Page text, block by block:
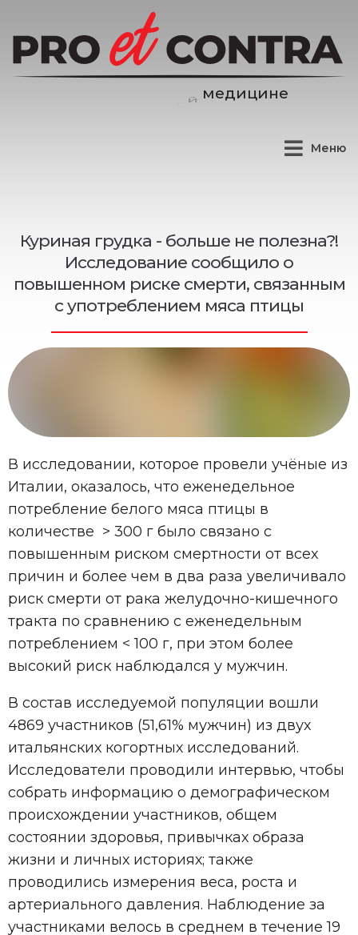
цине
Меню
Куриная грудка - больше не полезна?!
Исследование сообщило о
повышенном риске смерти, связанным
с употреблением мяса птицы
В исследовании, которое провели учёные из
Италии, оказалось, что еженедельное
потребление белого мяса птицы в
количестве > 300 г было связано с
повышенным риском смертности от всех
причин и более чем в два раза увеличивало
риск смерти от рака желудочно-кишечного
тракта по сравнению с еженедельным
потреблением < 100 г, при этом более
высокий риск наблюдался у мужчин.
В состав исследуемой популяции вошли
4869 участников (51,61% мужчин) из двух
итальянских когортных исследований.
Исследователи проводили интервью, чтобы
собрать информацию о демографическом
происхождении участников, общем
состоянии здоровья, привычках образа
жизни и личных историях; также
проводились измерения веса, роста и
артериального давления. Наблюдение за
участниками велось в среднем в течение 19